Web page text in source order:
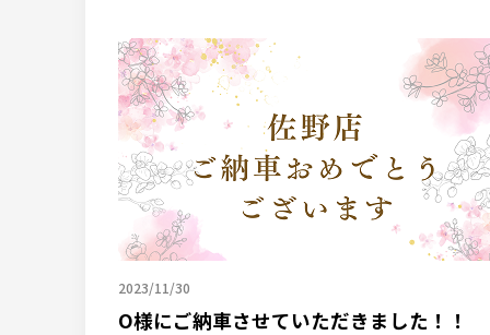
2023/11/30
O様にご納車させていただきました！！